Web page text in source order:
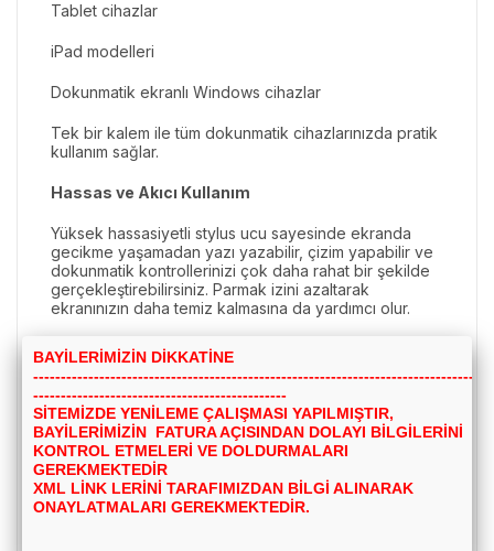
Tablet cihazlar
iPad modelleri
Dokunmatik ekranlı Windows cihazlar
Tek bir kalem ile tüm dokunmatik cihazlarınızda pratik
kullanım sağlar.
Hassas ve Akıcı Kullanım
Yüksek hassasiyetli stylus ucu sayesinde ekranda
gecikme yaşamadan yazı yazabilir, çizim yapabilir ve
dokunmatik kontrollerinizi çok daha rahat bir şekilde
gerçekleştirebilirsiniz. Parmak izini azaltarak
ekranınızın daha temiz kalmasına da yardımcı olur.
Kullanım Alanları
Not alma
Dijital çizim
Online ders ve eğitim
BAYİLERİMİZİN DİKKATİNE
---------------------------------------------------------------------------------
----------------------------------------------
SİTEMİZDE YENİLEME ÇALIŞMASI YAPILMIŞTIR,
BAYİLERİMİZİN FATURA AÇISINDAN DOLAYI BİLGİLERİNİ
KONTROL ETMELERİ VE DOLDURMALARI
GEREKMEKTEDİR
XML LİNK LERİNİ TARAFIMIZDAN BİLGİ ALINARAK
ONAYLATMALARI GEREKMEKTEDİR.